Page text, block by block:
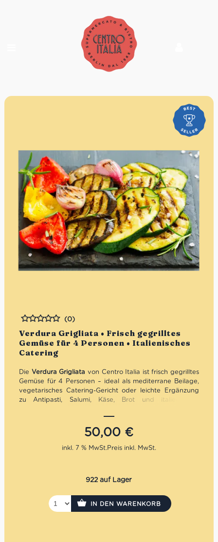
Verdura Grigliata • Frisch gegrilltes
Gemüse für 4 Personen • Italienisches
Catering
Bewertet
(0)
Die Verdura Grigliata von Centro Italia ist frisch gegrilltes
Gemüse für 4 Personen – ideal als mediterrane Beilage,
vegetarisches Catering-Gericht oder leichte Ergänzung
zu Antipasti, Salumi, Käse, Brot und italienischen
werden gegrillt und mit nativem Olivenöl extra verfeinert.
Je nach Saison und Verfügbarkeit kann die
Zusammenstellung variieren und mit Frühlingszwiebeln
oder Artischocken ergänzt werden. Einfach online
50,00 €
inkl. 7 % MwSt.
922 auf Lager
IN DEN WARENKORB